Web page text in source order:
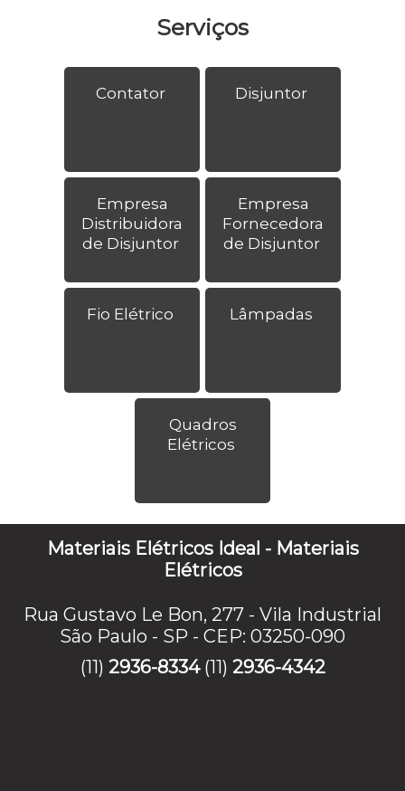
Serviços
Contator Disjuntor
Empresa
Distribuidora
de Disjuntor
Empresa
Fornecedora
de Disjuntor
Fio Elétrico Lâmpadas
Quadros
Elétricos
Materiais Elétricos Ideal - Materiais
Elétricos
Rua Gustavo Le Bon, 277 - Vila Industrial
São Paulo - SP - CEP: 03250-090
(11) 2936-8334 (11) 2936-4342